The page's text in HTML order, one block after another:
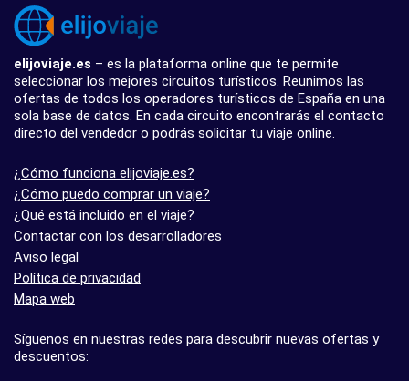
elijoviaje.es – es la plataforma online que te permite
seleccionar los mejores circuitos turísticos. Reunimos las
ofertas de todos los operadores turísticos de España en una
sola base de datos. En cada circuito encontrarás el contacto
directo del vendedor o podrás solicitar tu viaje online.
¿Cómo funciona elijoviaje.es?
¿Cómo puedo comprar un viaje?
¿Qué está incluido en el viaje?
Contactar con los desarrolladores
Aviso legal
Política de privacidad
Mapa web
Síguenos en nuestras redes para descubrir nuevas ofertas y
descuentos: